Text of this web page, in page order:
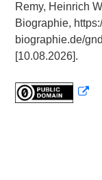
Remy, Heinrich
Biographie,
biographie.de/
[10.08.2026].